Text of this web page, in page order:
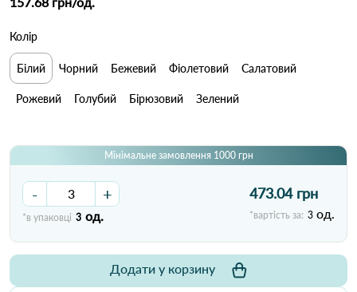
Колір
Білий Чорний Бежевий Фіолетовий Салатовий
Рожевий Голубий Бірюзовий Зелений
Мінімальне замовлення 1000 грн
- +
*в упаковці 3 од.
473.04 грн
*вартість за: 3 од.
Додати у корзину